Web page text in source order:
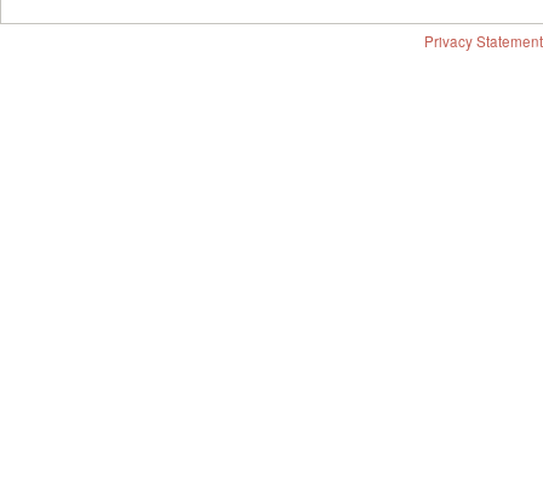
Privacy Statement